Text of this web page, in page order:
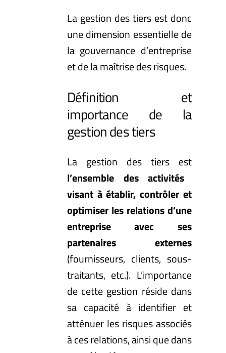
La gestion des tiers est donc
une dimension essentielle de
la gouvernance d’entreprise
et de la maîtrise des risques.
Définition et
importance de la
gestion des tiers
La gestion des tiers est
l’ensemble des activités
visant à établir, contrôler et
optimiser les relations d’une
entreprise avec ses
partenaires externes
(fournisseurs, clients, sous-
traitants, etc.). L’importance
de cette gestion réside dans
sa capacité à identifier et
atténuer les risques associés
à ces relations, ainsi que dans